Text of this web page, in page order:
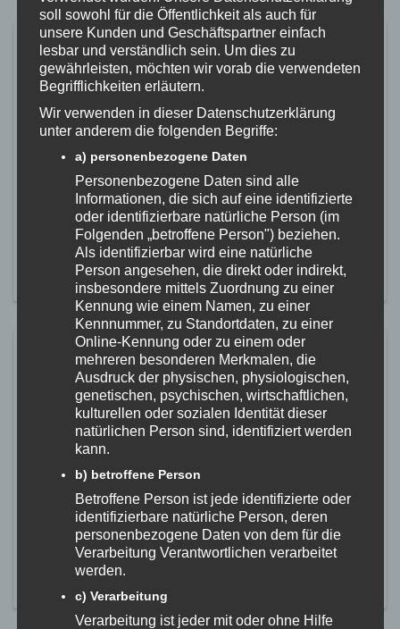
Jetzt für die Fitness- und
Gesundheitskurse anmelden
23. März 2026
Ab heute ist das Onlineportal für unsere neuen Sommerkurse
Dienstags StrongNation Training, am Donnerstag Zumba-
Fitness und am Dienstag und Donnerstag Yogastunden.
Schnell sein lohnt sich, unsere Kurse sind erfahrungsgemäß
nach ein paar Tagen ausgebucht. Hier geht´s zu unserer
Kursseite mit weiteren Infos und den
Anmeldeformularen: https://www.fzs-goege.de/kurse/
MEHR ERFAHREN
Hallensperrung über die
Faschingszeit
20. Januar 2026
Aufbau/Abbau und Hallensperrung wegen
Bruderschaftstreffen Obere Donau Die Gögehalle ist am
Mittwoch, 28.01.2026 ab 19:00 Uhr wegen des Verlegens des
bis Sonntag, 01.02. gesperrt. Die Schulturnhalle ist ab
Donnerstag, den 29.01.2026 ebenfalls bis zum Sonntag für
den Vereinssport gesperrt. Ab Montag, den 02.02. ist die
Gögehalle bis nach […]
soll sowohl für die Öffentlichkeit als auch für
unsere Kunden und Geschäftspartner einfach
lesbar und verständlich sein. Um dies zu
gewährleisten, möchten wir vorab die verwendeten
Begrifflichkeiten erläutern.
Wir verwenden in dieser Datenschutzerklärung
unter anderem die folgenden Begriffe:
a) personenbezogene Daten
Personenbezogene Daten sind alle
Informationen, die sich auf eine identifizierte
oder identifizierbare natürliche Person (im
Folgenden „betroffene Person") beziehen.
Als identifizierbar wird eine natürliche
Person angesehen, die direkt oder indirekt,
insbesondere mittels Zuordnung zu einer
Kennung wie einem Namen, zu einer
Kennnummer, zu Standortdaten, zu einer
Online-Kennung oder zu einem oder
mehreren besonderen Merkmalen, die
Ausdruck der physischen, physiologischen,
genetischen, psychischen, wirtschaftlichen,
kulturellen oder sozialen Identität dieser
natürlichen Person sind, identifiziert werden
kann.
b) betroffene Person
Betroffene Person ist jede identifizierte oder
identifizierbare natürliche Person, deren
personenbezogene Daten von dem für die
Verarbeitung Verantwortlichen verarbeitet
werden.
c) Verarbeitung
Verarbeitung ist jeder mit oder ohne Hilfe